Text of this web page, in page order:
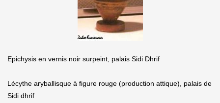
Epichysis en vernis noir surpeint, palais Sidi Dhrif
Lécythe aryballisque à figure rouge (production attique), palais de
Sidi dhrif